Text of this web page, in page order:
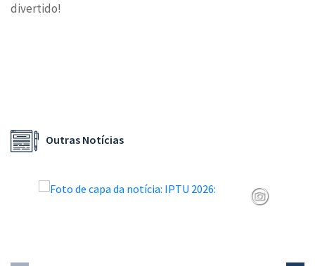
divertido!
Outras Notícias